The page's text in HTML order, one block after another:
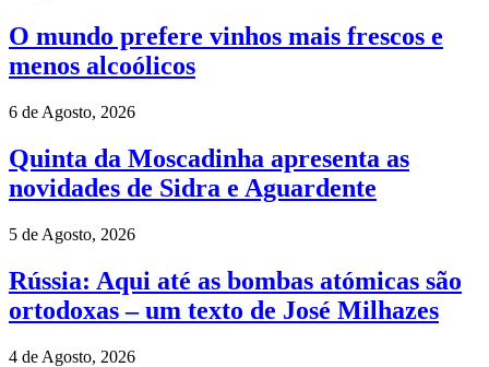
O mundo prefere vinhos mais frescos e
menos alcoólicos
6 de Agosto, 2026
Quinta da Moscadinha apresenta as
novidades de Sidra e Aguardente
5 de Agosto, 2026
Rússia: Aqui até as bombas atómicas são
ortodoxas – um texto de José Milhazes
4 de Agosto, 2026